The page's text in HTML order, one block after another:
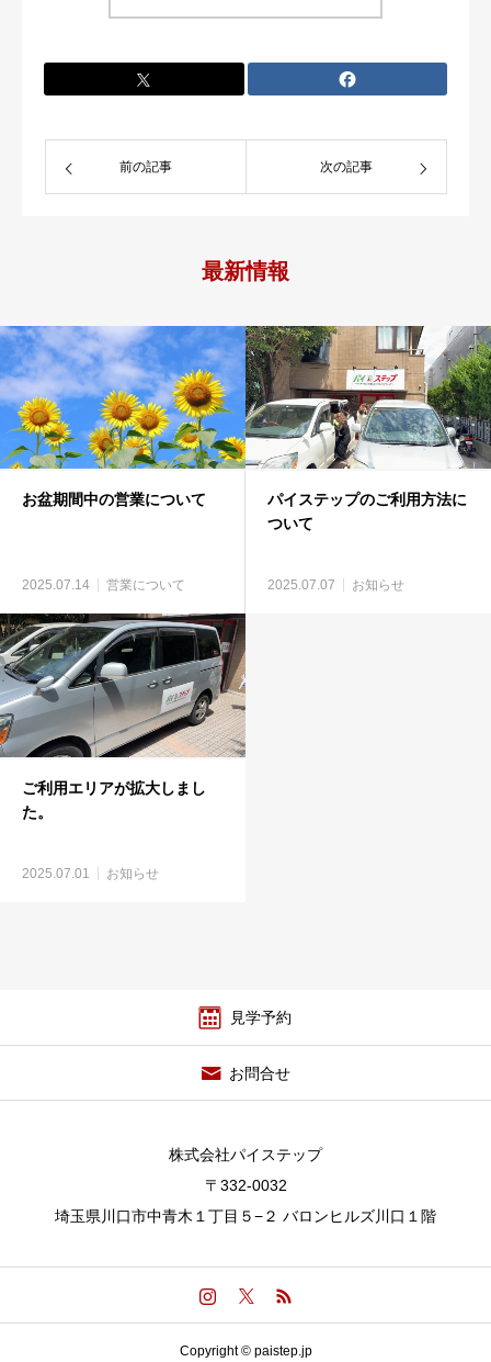
前の記事 次の記事
最新情報
お盆期間中の営業について
2025.07.14 営業について
パイステップのご利用方法に
ついて
2025.07.07 お知らせ
ご利用エリアが拡大しまし
た。
2025.07.01 お知らせ
見学予約
お問合せ
株式会社パイステップ
〒332-0032
埼玉県川口市中青木１丁目５−２ バロンヒルズ川口１階
Copyright © paistep.jp